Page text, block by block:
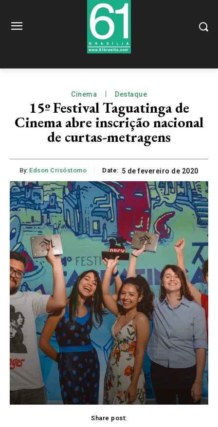
Cinema Destaque
15º Festival Taguatinga de
Cinema abre inscrição nacional
de curtas-metragens
By: Edson Crisóstomo Date: 5 de fevereiro de 2020
Share post: